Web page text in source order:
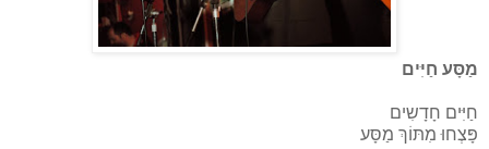
מַסָּע חַיִּים
חַיִּים חָדָשִים
פָּצְחוּ מִתּוֹךְ מַסָּע